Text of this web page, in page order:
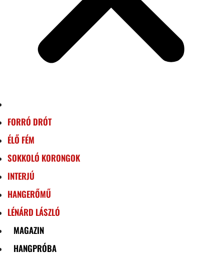
FORRÓ DRÓT
ÉLŐ FÉM
SOKKOLÓ KORONGOK
INTERJÚ
HANGERŐMŰ
LÉNÁRD LÁSZLÓ
MAGAZIN
HANGPRÓBA